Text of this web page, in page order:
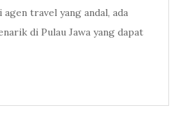
agen travel yang andal, ada
di Pulau Jawa yang dapat